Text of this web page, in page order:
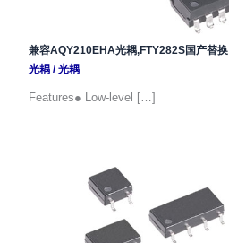
兼容AQY210EHA光耦,FTY282S国产替换
光耦/光耦
Features● Low-level […]